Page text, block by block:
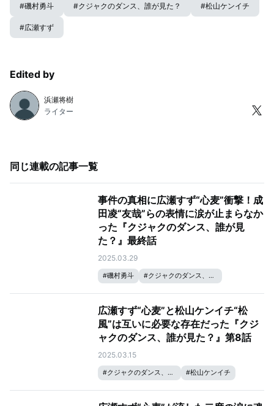
#磯村勇斗 #クジャクのダンス、誰が見た？ #松山ケンイチ
#広瀬すず
Edited by
浜瀬将樹
ライター
同じ連載の記事一覧
事件の真相に広瀬すず“心麦”衝撃！成
田凌“友哉”らの表情に涙が止まらなか
った『クジャクのダンス、誰が見
た？』最終話
2025.03.29
#磯村勇斗 #クジャクのダンス、誰が見た？
#広瀬すず
広瀬すず“心麦”と松山ケンイチ“松
風”は互いに必要な存在だった『クジ
ャクのダンス、誰が見た？』第8話
2025.03.15
#クジャクのダンス、誰が見た？ #松山ケンイチ